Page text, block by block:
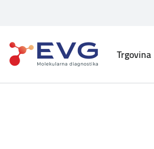
Trgovina